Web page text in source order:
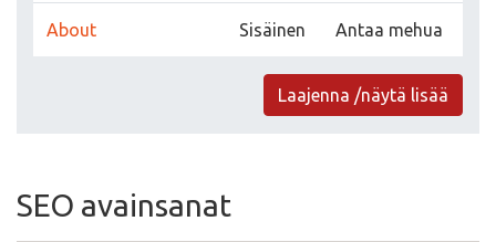
About Sisäinen Antaa mehua
Laajenna /näytä lisää
SEO avainsanat